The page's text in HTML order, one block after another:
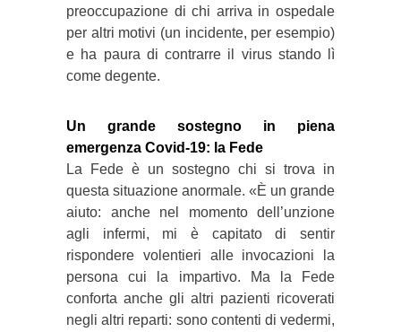
preoccupazione di chi arriva in ospedale
per altri motivi (un incidente, per esempio)
e ha paura di contrarre il virus stando lì
come degente.
Un grande sostegno in piena
emergenza Covid-19: la Fede
La Fede è un sostegno chi si trova in
questa situazione anormale. «È un grande
aiuto: anche nel momento dell’unzione
agli infermi, mi è capitato di sentir
rispondere volentieri alle invocazioni la
persona cui la impartivo. Ma la Fede
conforta anche gli altri pazienti ricoverati
negli altri reparti: sono contenti di vedermi,